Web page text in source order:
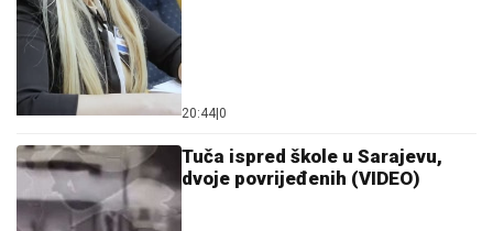
20:44 0
Tuča ispred škole u Sarajevu,
dvoje povrijeđenih (VIDEO)